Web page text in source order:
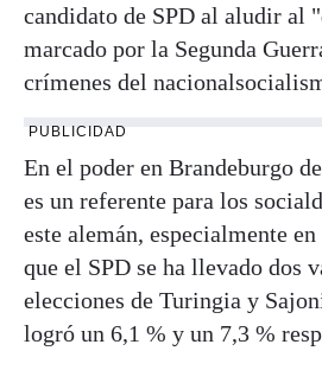
candidato de SPD al aludir al
marcado por la Segunda
crímenes del
PUBLICIDAD
En el poder en Brandeburgo
es un referente para los
este alemán, especialmente
que el SPD se ha llevado dos
elecciones de Turingia y
logró un 6,1 % y un 7,3 %